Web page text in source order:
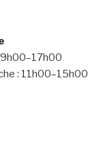
9h00–17h00
: 11h00–15h00